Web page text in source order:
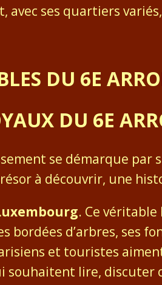
avec ses quartiers
DU 6E
DU 6E
se démarque
à découvrir, une
. Ce
bordées d’arbres, ses
et touristes
souhaitent lire, discuter